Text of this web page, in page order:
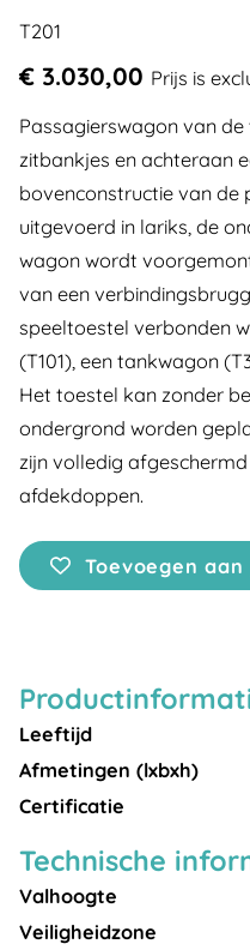
T201
€ 3.030,00 Prijs is
Passagierswagon van
zitbankjes en achteraan
bovenconstructie van de
uitgevoerd in lariks, de
wagon wordt
van een
speeltoestel verbonden
(T101), een tankwagon
Het toestel kan zonder
ondergrond worden
zijn volledig
afdekdoppen.
Toevoegen
Leeftijd
Afmetingen (lxbxh)
Certificatie
Technische
Valhoogte
Veiligheidzone